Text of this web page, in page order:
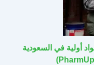
أولية في السعودية